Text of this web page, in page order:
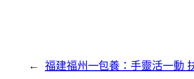
← 福建福州一包養：手靈活一動